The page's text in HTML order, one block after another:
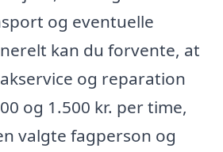
og eventuelle
kan du forvente, at
og reparation
og 1.500 kr. per time,
valgte fagperson og